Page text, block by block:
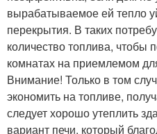
вырабатываемое ей тепло
перекрытия. В таких
количество топлива, чтобы
комнатах на приемлемом
Внимание! Только в том
экономить на топливе,
следует хорошо утеплить
вариант печи, который